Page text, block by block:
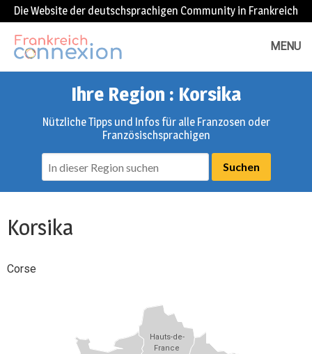
Die Website der deutschsprachigen Community in Frankreich
MENU
Ihre Region : Korsika
Nützliche Tipps und Infos für alle Franzosen oder
Französischsprachigen
Korsika
Corse
Hauts-de-
France